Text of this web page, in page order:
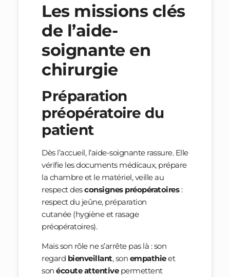
Les missions clés
de l’aide-
soignante en
chirurgie
Préparation
préopératoire du
patient
Dès l’accueil, l’aide-soignante rassure. Elle
vérifie les documents médicaux, prépare
la chambre et le matériel, veille au
respect desconsignes préopératoires:
respect du jeûne, préparation
cutanée (hygiène et rasage
préopératoires).
Mais son rôle ne s’arrête pas là : son
regard bienveillant, son empathieet
son écoute attentive permettent